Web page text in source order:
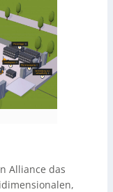
Alliance das